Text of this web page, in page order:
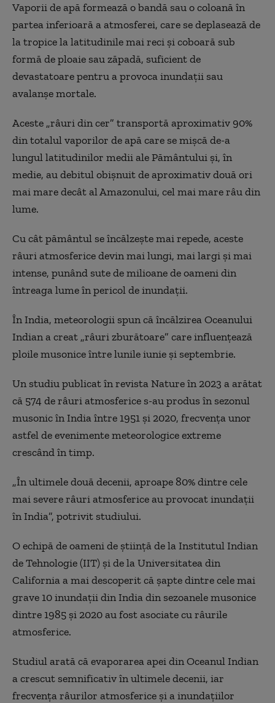
Vaporii de apă formează o bandă sau o coloană în
partea inferioară a atmosferei, care se deplasează de
la tropice la latitudinile mai reci și coboară sub
formă de ploaie sau zăpadă, suficient de
devastatoare pentru a provoca inundații sau
avalanșe mortale.
Aceste „râuri din cer” transportă aproximativ 90%
din totalul vaporilor de apă care se mișcă de-a
lungul latitudinilor medii ale Pământului și, în
medie, au debitul obișnuit de aproximativ două ori
mai mare decât al Amazonului, cel mai mare râu din
lume.
Cu cât pământul se încălzește mai repede, aceste
râuri atmosferice devin mai lungi, mai largi și mai
intense, punând sute de milioane de oameni din
întreaga lume în pericol de inundații.
În India, meteorologii spun că încălzirea Oceanului
Indian a creat „râuri zburătoare” care influențează
ploile musonice între lunile iunie și septembrie.
Un studiu publicat în revista Nature în 2023 a arătat
că 574 de râuri atmosferice s-au produs în sezonul
musonic în India între 1951 și 2020, frecvența unor
astfel de evenimente meteorologice extreme
crescând în timp.
„În ultimele două decenii, aproape 80% dintre cele
mai severe râuri atmosferice au provocat inundații
în India”, potrivit studiului.
O echipă de oameni de știință de la Institutul Indian
de Tehnologie (IIT) și de la Universitatea din
California a mai descoperit că șapte dintre cele mai
grave 10 inundații din India din sezoanele musonice
dintre 1985 și 2020 au fost asociate cu râurile
atmosferice.
Studiul arată că evaporarea apei din Oceanul Indian
a crescut semnificativ în ultimele decenii, iar
frecvența râurilor atmosferice și a inundațiilor